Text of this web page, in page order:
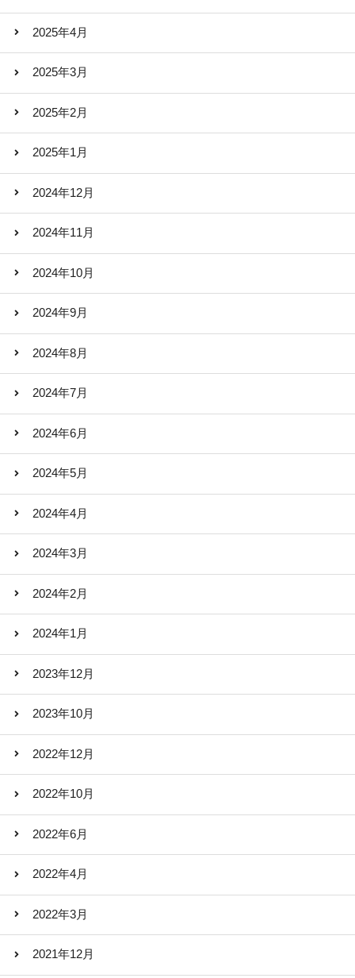
2025年4月
2025年3月
2025年2月
2025年1月
2024年12月
2024年11月
2024年10月
2024年9月
2024年8月
2024年7月
2024年6月
2024年5月
2024年4月
2024年3月
2024年2月
2024年1月
2023年12月
2023年10月
2022年12月
2022年10月
2022年6月
2022年4月
2022年3月
2021年12月